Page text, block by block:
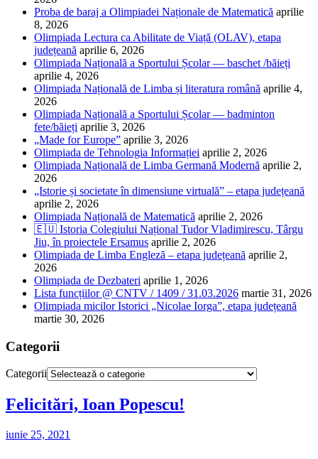
Proba de baraj a Olimpiadei Naționale de Matematică aprilie
8, 2026
Olimpiada Lectura ca Abilitate de Viață (OLAV), etapa
județeană aprilie 6, 2026
Olimpiada Națională a Sportului Școlar — baschet /băieți
aprilie 4, 2026
Olimpiada Națională de Limba și literatura română aprilie 4,
2026
Olimpiada Națională a Sportului Școlar — badminton
fete/băieți aprilie 3, 2026
„Made for Europe” aprilie 3, 2026
Olimpiada de Tehnologia Informației aprilie 2, 2026
Olimpiada Națională de Limba Germană Modernă aprilie 2,
2026
„Istorie și societate în dimensiune virtuală” – etapa județeană
aprilie 2, 2026
Olimpiada Națională de Matematică aprilie 2, 2026
🇪🇺 Istoria Colegiului Național Tudor Vladimirescu, Târgu
Jiu, în proiectele Ersamus aprilie 2, 2026
Olimpiada de Limba Engleză – etapa județeană aprilie 2,
2026
Olimpiada de Dezbateri aprilie 1, 2026
Lista funcțiilor @ CNTV / 1409 / 31.03.2026 martie 31, 2026
Olimpiada micilor Istorici „Nicolae Iorga”, etapa județeană
martie 30, 2026
Categorii
Categorii
Felicitări, Ioan Popescu!
iunie 25, 2021